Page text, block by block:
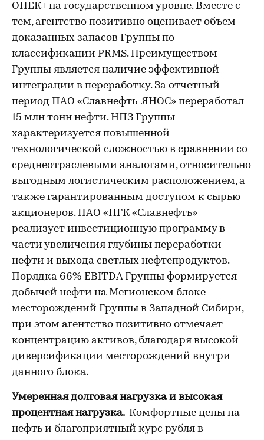
ОПЕК+ на государственном уровне. Вместе с
тем, агентство позитивно оценивает объем
доказанных запасов Группы по
классификации PRMS. Преимуществом
Группы является наличие эффективной
интеграции в переработку. За отчетный
период ПАО «Славнефть-ЯНОС» переработал
15 млн тонн нефти. НПЗ Группы
характеризуется повышенной
технологической сложностью в сравнении со
среднеотраслевыми аналогами, относительно
выгодным логистическим расположением, а
также гарантированным доступом к сырью
акционеров. ПАО «НГК «Славнефть»
реализует инвестиционную программу в
части увеличения глубины переработки
нефти и выхода светлых нефтепродуктов.
Порядка 66% EBITDA Группы формируется
добычей нефти на Мегионском блоке
месторождений Группы в Западной Сибири,
при этом агентство позитивно отмечает
концентрацию активов, благодаря высокой
диверсификации месторождений внутри
данного блока.
Умеренная долговая нагрузка и высокая
процентная нагрузка. Комфортные цены на
нефть и благоприятный курс рубля в